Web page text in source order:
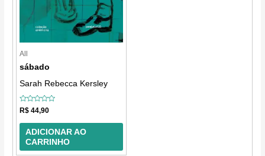
All
sábado
Sarah Rebecca Kersley
Avaliação
0
de
R$ 44,90
ADICIONAR AO
CARRINHO